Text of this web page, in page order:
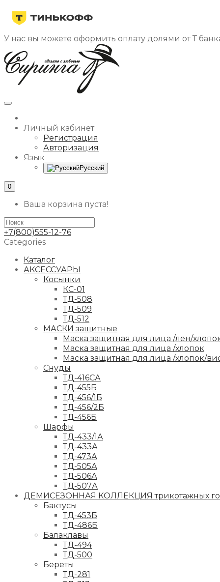
У нас вы можете оформить оплату долями от Т
Личный кабинет
Регистрация
Авторизация
Язык
Русский
0
Ваша корзина пуста!
+7(800)555-12-76
Categories
Каталог
АКСЕССУАРЫ
Косынки
КС-01
ТД-508
ТД-509
ТД-512
МАСКИ защитные
Маска защитная для лица /лен/
Маска защитная для лица /хлопок
Маска защитная для лица /хлопок/
Снуды
ТД-416СА
ТД-455Б
ТД-456/1Б
ТД-456/2Б
ТД-456Б
Шарфы
ТД-433/1А
ТД-433А
ТД-473А
ТД-505А
ТД-506А
ТД-507А
ДЕМИСЕЗОННАЯ КОЛЛЕКЦИЯ трикотажных
Бактусы
ТД-453Б
ТД-486Б
Балаклавы
ТД-494
ТД-500
Береты
ТД-281